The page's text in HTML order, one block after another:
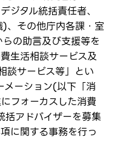
ジタル統括責任者、
、その他庁内各課・室
の助言及び支援等を
生活相談サービス及
談サービス等」とい
メーション(以下「消
フォーカスした消費
括アドバイザーを募集
に関する事務を行っ